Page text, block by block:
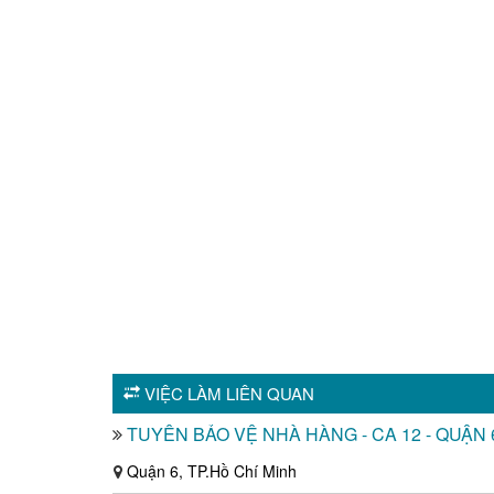
VIỆC LÀM LIÊN QUAN
TUYỂN BẢO VỆ NHÀ HÀNG - CA 12 - QUẬN
Quận 6, TP.Hồ Chí Minh